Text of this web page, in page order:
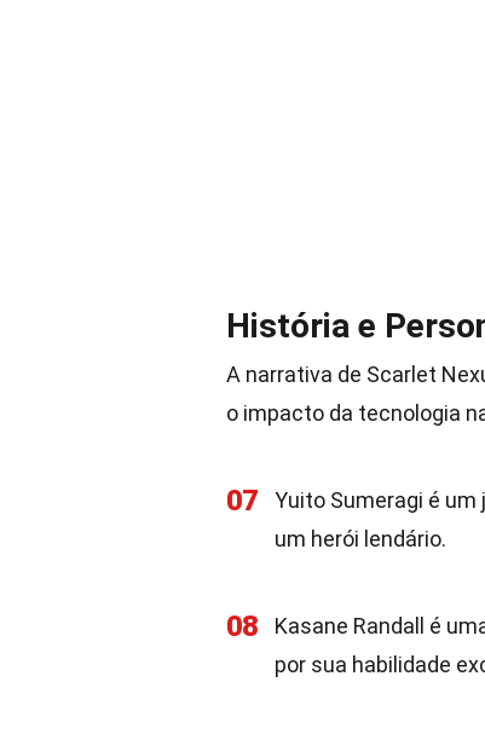
História e
A narrativa de Scarlet
o impacto da tecnologia
07
Yuito Sumeragi é um
um herói lendário.
08
Kasane Randall é
por sua habilidade